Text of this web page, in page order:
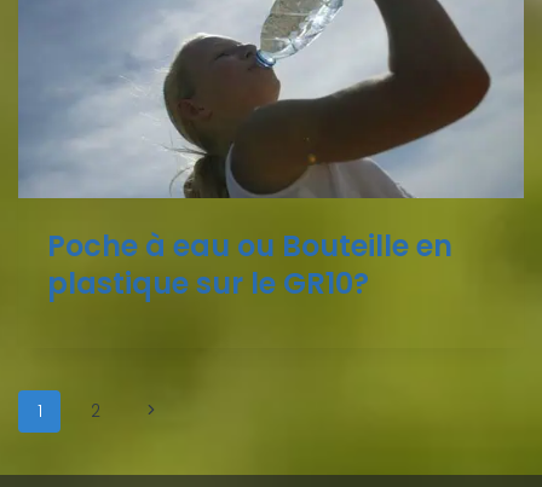
Poche à eau ou Bouteille en
plastique sur le GR10?
1 2